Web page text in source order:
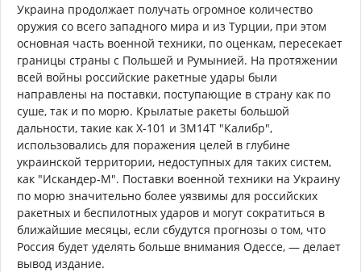
Украина продолжает получать огромное количество
оружия со всего западного мира и из Турции, при этом
основная часть военной техники, по оценкам, пересекает
границы страны с Польшей и Румынией. На протяжении
всей войны российские ракетные удары были
направлены на поставки, поступающие в страну как по
суше, так и по морю. Крылатые ракеты большой
дальности, такие как Х-101 и 3М14Т "Калибр",
использовались для поражения целей в глубине
украинской территории, недоступных для таких систем,
как "Искандер-М". Поставки военной техники на Украину
по морю значительно более уязвимы для российских
ракетных и беспилотных ударов и могут сократиться в
ближайшие месяцы, если сбудутся прогнозы о том, что
Россия будет уделять больше внимания Одессе, — делает
вывод издание.